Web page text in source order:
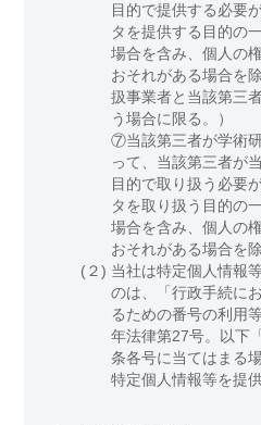
目的で提供する必要
タを提供する目的の
場合を含み、個人の
おそれがある場合を
扱事業者と当該第三
う場合に限る。）
⑦当該第三者が学術
って、当該第三者が
目的で取り扱う必要
タを取り扱う目的の
場合を含み、個人の
おそれがある場合を除
(２) 当社は特定個人情報
のは、「行政手続に
るための番号の利用
年法律第27号。以下
条各号に当てはまる
特定個人情報等を提